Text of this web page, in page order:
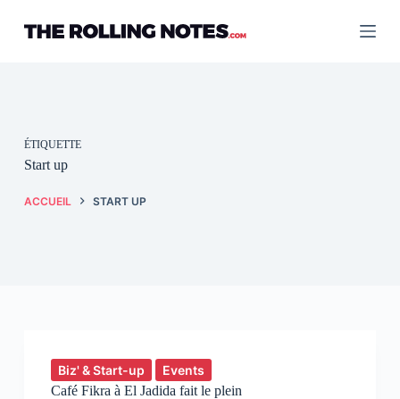
contenu
ÉTIQUETTE
Start up
ACCUEIL START UP
Biz' & Start-up
Events
Café Fikra à El Jadida fait le plein